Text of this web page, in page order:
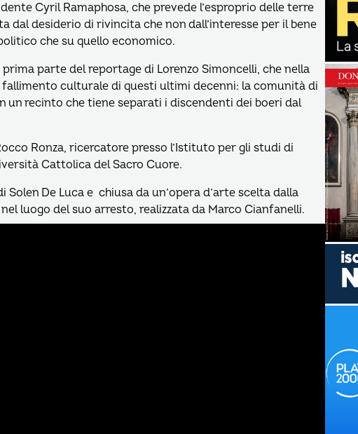
Cyril Ramaphosa, che prevede l’esproprio delle terre
dal desiderio di rivincita che non dall’interesse per il bene
che su quello economico.
parte del reportage di Lorenzo Simoncelli, che nella
culturale di questi ultimi decenni: la comunità di
un recinto che tiene separati i discendenti dei boeri dal
Ronza, ricercatore presso l’Istituto per gli studi di
Cattolica del Sacro Cuore.
De Luca e chiusa da un’opera d’arte scelta dalla
luogo del suo arresto, realizzata da Marco Cianfanelli.